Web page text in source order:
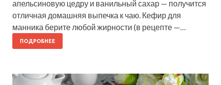
апельсиновую цедру и ванильный сахар — получится
отличная домашняя выпечка к чаю. Кефир для
манника берите любой жирности (в рецепте —…
ПОДРОБНЕЕ